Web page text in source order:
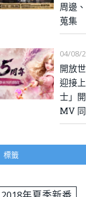
周邊
蒐集
04/08/
開放
迎接
士」
MV
標籤